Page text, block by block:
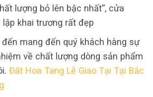
lượng bỏ lên bậc nhất”, cửa
lập khai trương rất đẹp
mang đến quý khách hàng sự
về chất lượng dòng sản phẩm
Đăt Hoa Tang Lễ Giao Tại Tại Bắc